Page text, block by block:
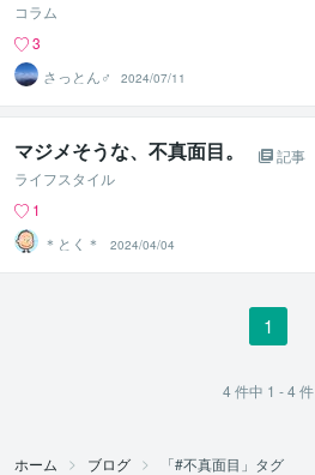
コラム
3
さっとん♂
2024/07/11
マジメそうな、不真面目。
記事
ライフスタイル
1
＊とく＊
2024/04/04
1
4件中 1 - 4件
ホーム ブログ 「#不真面目」タグ